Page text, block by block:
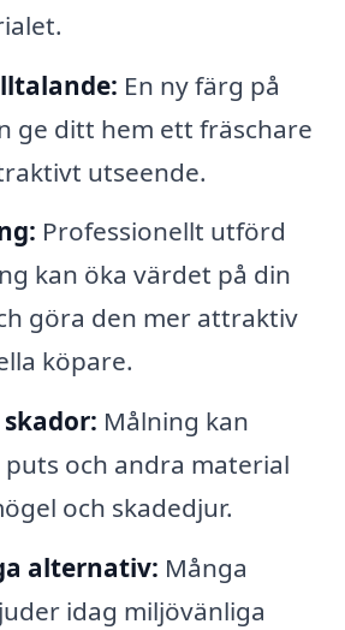
En ny färg på
ge ditt hem ett fräschare
utseende.
Professionellt utförd
kan öka värdet på din
göra den mer attraktiv
köpare.
Målning kan
och andra material
och skadedjur.
alternativ: Många
idag miljövänliga